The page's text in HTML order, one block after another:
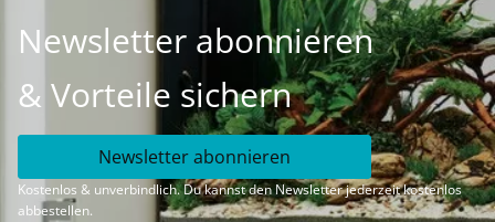
Newsletter abonnieren
& Vorteile sichern
Newsletter abonnieren
Kostenlos & unverbindlich. Du kannst den Newsletter jederzeit kostenlos
abbestellen.